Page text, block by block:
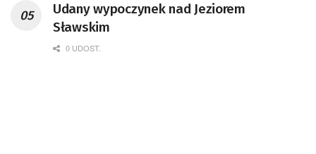
Udany wypoczynek nad Jeziorem
Sławskim
0 UDOST.